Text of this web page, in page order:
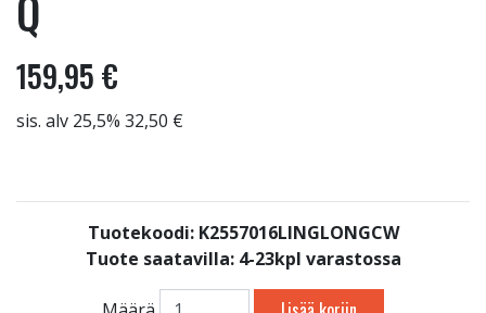
159,95 €
sis. alv 25,5% 32,50 €
Tuotekoodi: K2557016LINGLONGCW
Tuote saatavilla: 4-23kpl varastossa